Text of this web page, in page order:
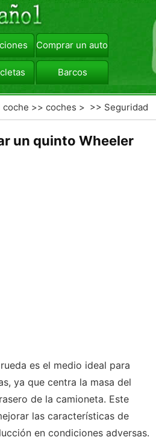
Comprar un automóvil
Barcos
coche >>coches > >> Seguridad
un quinto Wheeler
es el medio ideal para
ya que centra la masa del
de la camioneta. Este
las características de
en condiciones adversas.